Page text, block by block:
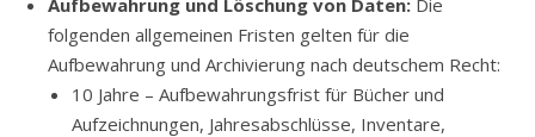
Aufbewahrung und Löschung von Daten: Die
folgenden allgemeinen Fristen gelten für die
Aufbewahrung und Archivierung nach deutschem Recht:
10 Jahre – Aufbewahrungsfrist für Bücher und
Aufzeichnungen, Jahresabschlüsse, Inventare,